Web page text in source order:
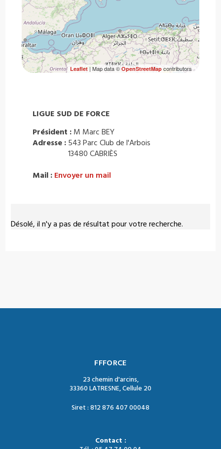
Désolé, il n'y a pas de résultat pour votre recherche.
Leaflet| Map data ©OpenStreetMapcontributors
LIGUE SUD DE FORCE
Président : M Marc BEY
Adresse : 543 Parc Club de l'Arbois
13480 CABRIÈS
Mail : Envoyer un mail
FFFORCE
23 chemin d'arcins,
33360 LATRESNE, Cellule 20
Siret : 812 876 407 00048
Contact :